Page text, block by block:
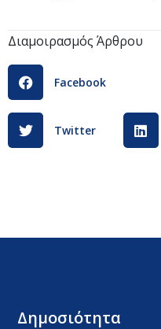
Διαμοιρασμός Άρθρου
Facebook
Twitter
Δημοσιότητα